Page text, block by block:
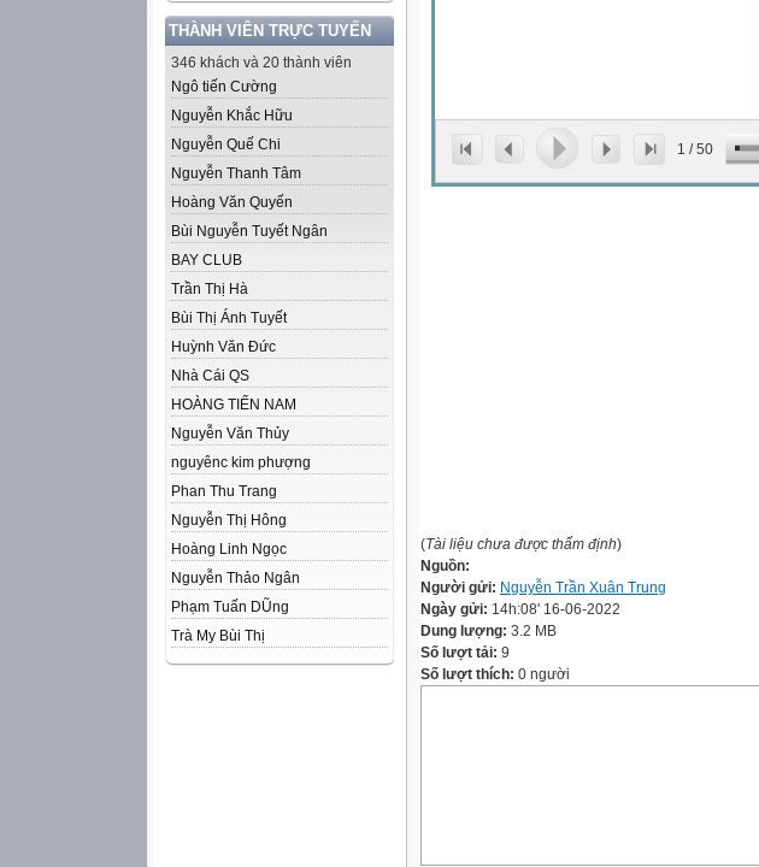
THÀNH VIÊN TRỰC TUYẾN
346 khách và 20 thành viên
Ngô tiến Cường
Nguyễn Khắc Hữu
Nguyễn Quế Chi
Nguyễn Thanh Tâm
Hoàng Văn Quyến
Bùi Nguyễn Tuyết Ngân
BAY CLUB
Trần Thị Hà
Bùi Thị Ánh Tuyết
Huỳnh Văn Đức
Nhà Cái QS
HOÀNG TIẾN NAM
Nguyễn Văn Thủy
nguyênc kim phượng
Phan Thu Trang
Nguyễn Thị Hông
Hoàng Linh Ngọc
Nguyễn Thảo Ngân
Phạm Tuấn DŨng
Trà My Bùi Thị
1 /50
(Tài liệu chưa được thẩm định)
Nguồn:
Người gửi: Nguyễn Trần Xuân Trung
Ngày gửi: 14h:08' 16-06-2022
Dung lượng: 3.2 MB
Số lượt tải: 9
Số lượt thích: 0 người